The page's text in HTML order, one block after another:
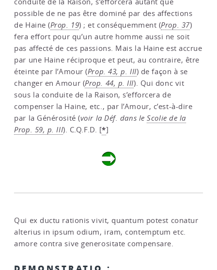
possible de ne pas être dominé par des affections
de Haine (Prop. 19) ; et conséquemment (Prop. 37)
fera effort pour qu’un autre homme aussi ne soit
pas affecté de ces passions. Mais la Haine est accrue
par une Haine réciproque et peut, au contraire, être
éteinte par l’Amour (Prop. 43, p. III) de façon à se
changer en Amour (Prop. 44, p. III). Qui donc vit
sous la conduite de la Raison, s’efforcera de
compenser la Haine, etc., par l’Amour, c’est-à-dire
par la Générosité (voir la Déf. dans leScolie de la
Prop. 59, p. III). C.Q.F.D. [*]
Qui ex ductu rationis vivit, quantum potest conatur
alterius in ipsum odium, iram, contemptum etc.
amore contra sive generositate compensare.